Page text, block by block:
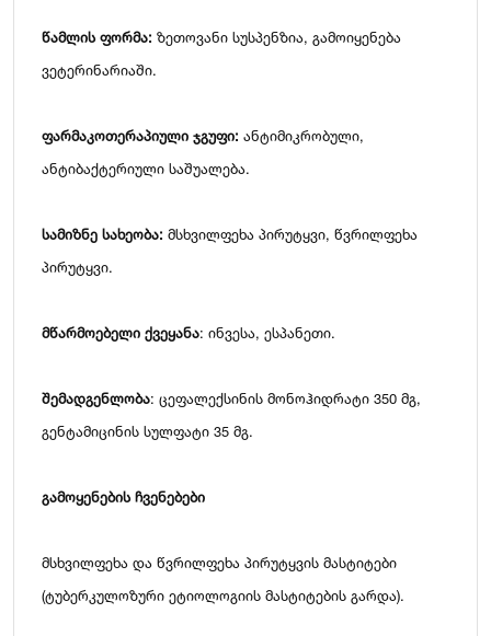
წამლის ფორმა: ზეთოვანი სუსპენზია, გამოიყენება
ვეტერინარიაში.
ფარმაკოთერაპიული ჯგუფი: ანტიმიკრობული,
ანტიბაქტერიული საშუალება.
სამიზნე სახეობა: მსხვილფეხა პირუტყვი, წვრილფეხა
პირუტყვი.
მწარმოებელი ქვეყანა: ინვესა, ესპანეთი.
შემადგენლობა: ცეფალექსინის მონოჰიდრატი 350 მგ,
გენტამიცინის სულფატი 35 მგ.
გამოყენების ჩვენებები
მსხვილფეხა და წვრილფეხა პირუტყვის მასტიტები
(ტუბერკულოზური ეტიოლოგიის მასტიტების გარდა).